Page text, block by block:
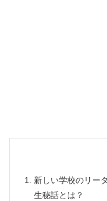
新しい学校のリー
生秘話とは？